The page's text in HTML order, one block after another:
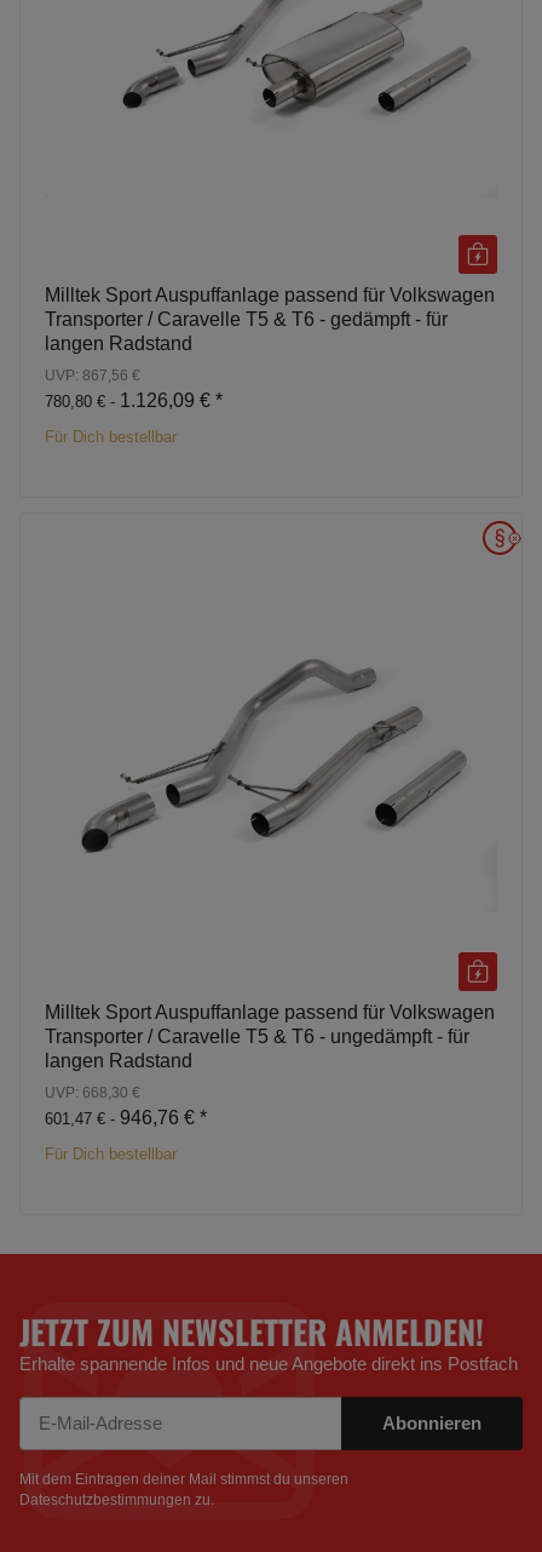
Milltek Sport Auspuffanlage passend für Volkswagen
Transporter / Caravelle T5 & T6 - gedämpft - für
langen Radstand
UVP: 867,56 €
780,80 € - 1.126,09 € *
Für Dich bestellbar
Milltek Sport Auspuffanlage passend für Volkswagen
Transporter / Caravelle T5 & T6 - ungedämpft - für
langen Radstand
UVP: 668,30 €
601,47 € - 946,76 € *
Für Dich bestellbar
JETZT ZUM NEWSLETTER ANMELDEN!
Erhalte spannende Infos und neue Angebote direkt ins Postfach
Abonnieren
Mit dem Eintragen deiner Mail stimmst du unseren
Dateschutzbestimmungen zu.